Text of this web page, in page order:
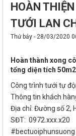
HOÀN
TƯỚI LAN
Thứ bảy - 28/03/2020
Hoàn thành xong
tổng diện tích
Công trình tưới tự
Thông tin khách
Địa chỉ: Đường số 2,
SĐT: 0972.xxx.x20